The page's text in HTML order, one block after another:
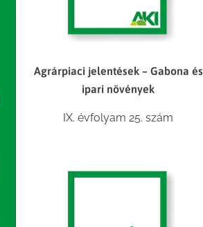
Agrárpiaci jelentések – Gabona és
ipari növények
IX. évfolyam 25. szám